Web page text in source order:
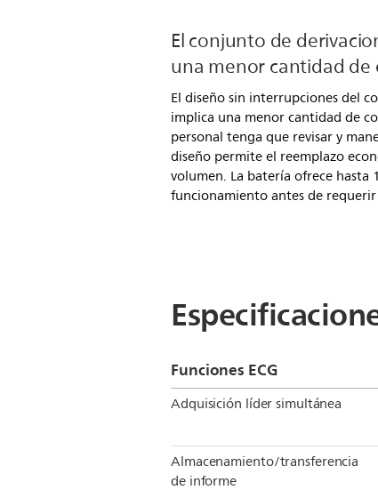
El conjunto de
una menor cantidad de
El diseño sin interrupciones del
implica una menor cantidad de
personal tenga que revisar y
diseño permite el reemplazo
volumen. La batería ofrece hasta
funcionamiento antes de
Funciones ECG
Adquisición líder simultánea
Almacenamiento/transferencia
de informe